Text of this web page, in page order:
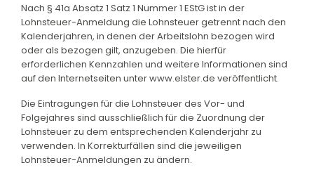
Nach § 41a Absatz 1 Satz 1 Nummer 1 EStG ist in der
Lohnsteuer-Anmeldung die Lohnsteuer getrennt nach den
Kalenderjahren, in denen der Arbeitslohn bezogen wird
oder als bezogen gilt, anzugeben. Die hierfür
erforderlichen Kennzahlen und weitere Informationen sind
auf den Internetseiten unter www.elster.de veröffentlicht.
Die Eintragungen für die Lohnsteuer des Vor- und
Folgejahres sind ausschließlich für die Zuordnung der
Lohnsteuer zu dem entsprechenden Kalenderjahr zu
verwenden. In Korrekturfällen sind die jeweiligen
Lohnsteuer-Anmeldungen zu ändern.